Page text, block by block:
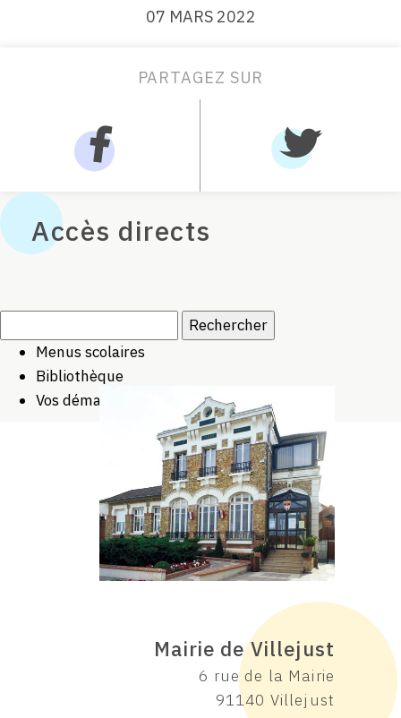
07 MARS 2022
PARTAGEZ SUR
Accès directs
Menus scolaires
Bibliothèque
Vos démarches
Mairie de Villejust
6 rue de la Mairie
91140 Villejust